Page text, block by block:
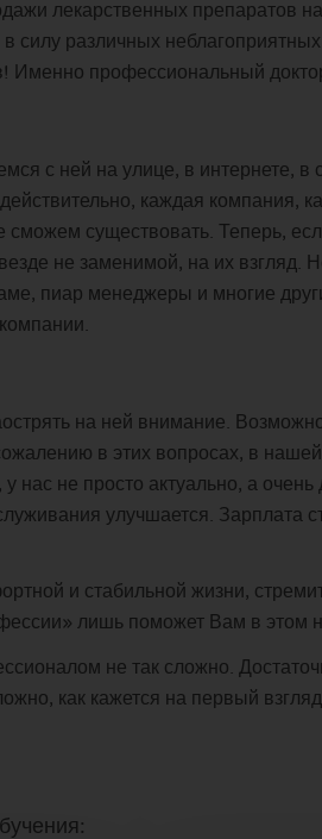
лекарственных препаратов
силу различных
Именно профессиональный
с ней на улице, в интернете, в
каждая компания,
сможем существовать. Теперь,
не заменимой, на их взгляд.
пиар менеджеры и многие
на ней внимание.
в этих вопросах, в
нас не просто актуально, а
улучшается. Зарплата
и стабильной жизни,
лишь поможет Вам в этом
не так сложно.
как кажется на первый